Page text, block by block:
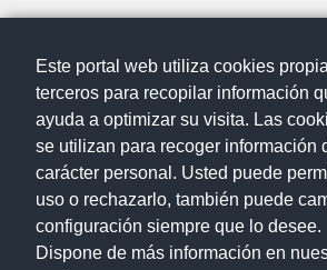
Este portal web utiliza cookies
terceros para recopilar información
ayuda a optimizar su visita. Las
se utilizan para recoger información
carácter personal. Usted puede
uso o rechazarlo, también puede
configuración siempre que lo desee.
Dispone de más información en